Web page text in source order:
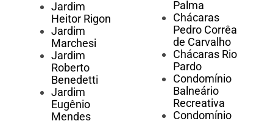
Jardim
Heitor Rigon
Jardim
Marchesi
Jardim
Roberto
Benedetti
Jardim
Eugênio
Mendes
Palma
Chácaras
Pedro Corrêa
de Carvalho
Chácaras Rio
Pardo
Condomínio
Balneário
Recreativa
Condomínio